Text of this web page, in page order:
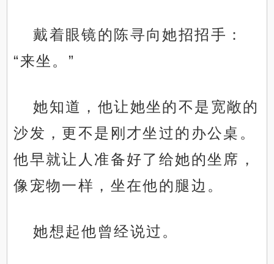
戴着眼镜的陈寻向她招招手：
“来坐。”
她知道，他让她坐的不是宽敞的
沙发，更不是刚才坐过的办公桌。
他早就让人准备好了给她的坐席，
像宠物一样，坐在他的腿边。
她想起他曾经说过。